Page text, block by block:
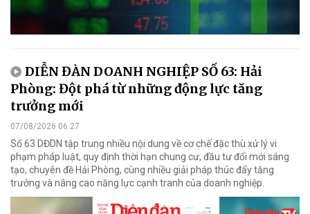
DIỄN ĐÀN DOANH NGHIỆP SỐ 63: Hải
Phòng: Đột phá từ những động lực tăng
trưởng mới
07/08/2026 06:27
Số 63 DĐDN tập trung nhiều nội dung về cơ chế đặc thù xử lý vi
phạm pháp luật, quy định thời hạn chung cư, đầu tư đổi mới sáng
tạo, chuyên đề Hải Phòng, cùng nhiều giải pháp thúc đẩy tăng
trưởng và nâng cao năng lực cạnh tranh của doanh nghiệp.